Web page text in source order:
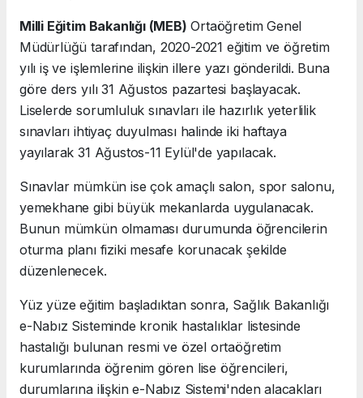
Milli Eğitim Bakanlığı (MEB) Ortaöğretim Genel
Müdürlüğü tarafından, 2020-2021 eğitim ve öğretim
yılı iş ve işlemlerine ilişkin illere yazı gönderildi. Buna
göre ders yılı 31 Ağustos pazartesi başlayacak.
Liselerde sorumluluk sınavları ile hazırlık yeterlilik
sınavları ihtiyaç duyulması halinde iki haftaya
yayılarak 31 Ağustos-11 Eylül'de yapılacak.
Sınavlar mümkün ise çok amaçlı salon, spor salonu,
yemekhane gibi büyük mekanlarda uygulanacak.
Bunun mümkün olmaması durumunda öğrencilerin
oturma planı fiziki mesafe korunacak şekilde
düzenlenecek.
Yüz yüze eğitim başladıktan sonra, Sağlık Bakanlığı
e-Nabız Sisteminde kronik hastalıklar listesinde
hastalığı bulunan resmi ve özel ortaöğretim
kurumlarında öğrenim gören lise öğrencileri,
durumlarına ilişkin e-Nabız Sistemi'nden alacakları